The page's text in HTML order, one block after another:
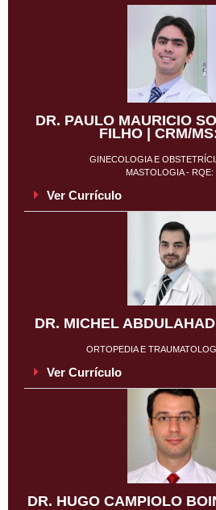
DR. PAULO MAURICIO
FILHO | CRM/
GINECOLOGIA E
MASTOLOGIA - RQE:
Ver Currículo
DR. MICHEL
ORTOPEDIA E
Ver Currículo
DR. HUGO CAMPIOLO